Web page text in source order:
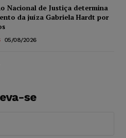
Nacional de Justiça determina
da juíza Gabriela Hardt por
05/08/2026
se